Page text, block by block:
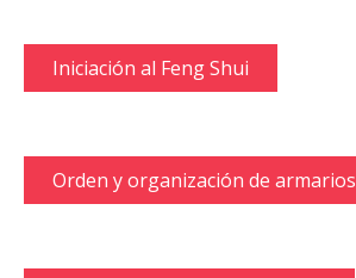
Iniciación al Feng Shui
Orden y organización de armarios